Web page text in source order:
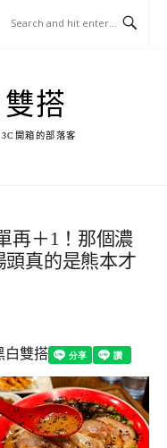
搭
開箱的部落客
再＋1！那個濃
真的是熊本才
白雙搭